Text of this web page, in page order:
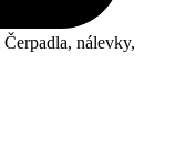
Čerpadla, nálevky,